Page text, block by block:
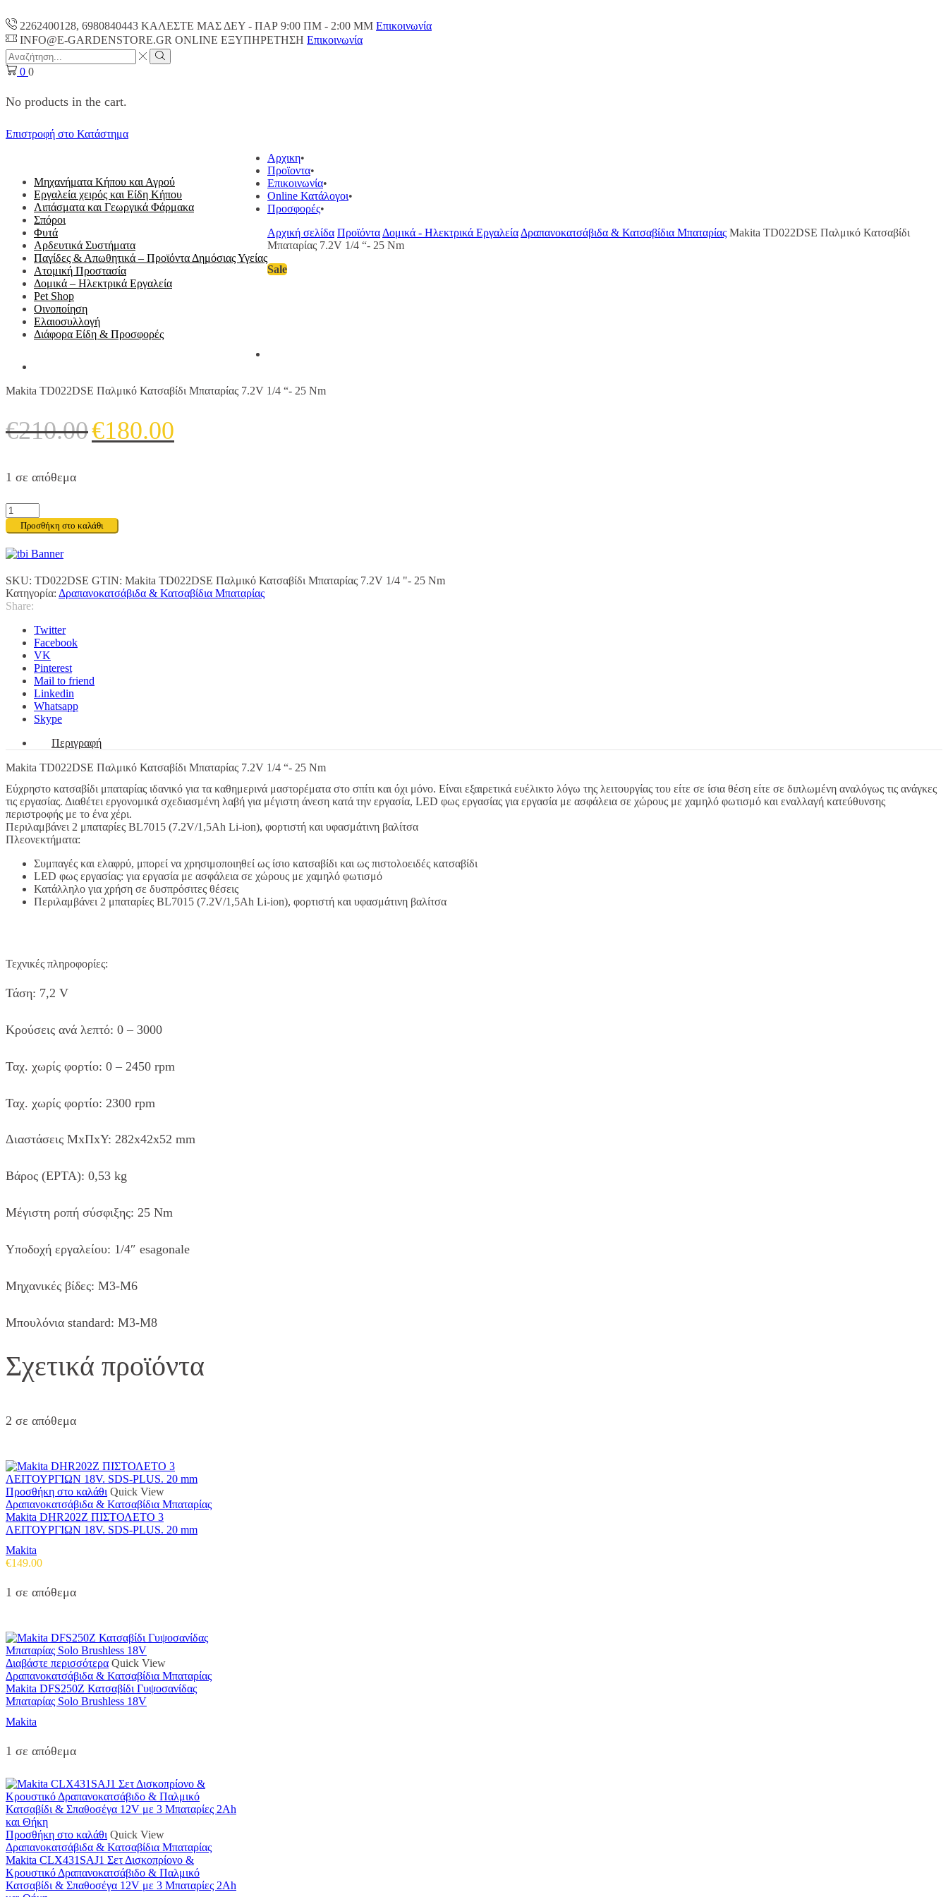
2262400128, 6980840443 ΚΑΛΕΣΤΕ ΜΑΣ ΔΕΥ - ΠΑΡ 9:00 ΠM - 2:00 ΜΜ Επικοινωνία
INFO@E-GARDENSTORE.GR ONLINE ΕΞΥΠΗΡΕΤΗΣH Επικοινωνία
Search
input
Search
0 0
No products in the cart.
Επιστροφή στο Κατάστημα
Μηχανήματα Κήπου και Αγρού
Εργαλεία χειρός και Είδη Κήπου
Λιπάσματα και Γεωργικά Φάρμακα
Σπόροι
Φυτά
Αρδευτικά Συστήματα
Παγίδες & Απωθητικά – Προϊόντα Δημόσιας Υγείας
Ατομική Προστασία
Δομικά – Ηλεκτρικά Εργαλεία
Pet Shop
Οινοποίηση
Ελαιοσυλλογή
Διάφορα Είδη & Προσφορές
Αρχικη
Προϊοντα
Επικοινωνία
Online Κατάλογοι
Προσφορές
Αρχική σελίδα ΠροϊόνταΔομικά - Ηλεκτρικά ΕργαλείαΔραπανοκατσάβιδα & Κατσαβίδια Μπαταρίας Makita TD022DSE Παλμικό Κατσαβίδι
Μπαταρίας 7.2V 1/4 “- 25 Nm
Sale
Makita TD022DSE Παλμικό Κατσαβίδι Μπαταρίας 7.2V 1/4 “- 25 Nm
€210.00 Original
price
€180.00τρέχουσα
1 σε απόθεμα
Makita
TD022DSE
Παλμικό
Κατσαβίδι
Μπαταρίας
1/4
"-
25
ποσότητα
Προσθήκη στο καλάθι
SKU: TD022DSE GTIN: Makita TD022DSE Παλμικό Κατσαβίδι Μπαταρίας 7.2V 1/4 "- 25 Nm
Κατηγορία: Δραπανοκατσάβιδα & Κατσαβίδια Μπαταρίας
Share:
Twitter
Facebook
VK
Pinterest
Mail to friend
Linkedin
Whatsapp
Skype
Περιγραφή
Makita TD022DSE Παλμικό Κατσαβίδι Μπαταρίας 7.2V 1/4 “- 25 Nm
Εύχρηστο κατσαβίδι μπαταρίας ιδανικό για τα καθημερινά μαστορέματα στο σπίτι και όχι μόνο. Είναι εξαιρετικά ευέλικτο λόγω της λειτουργίας του είτε σε ίσια θέση είτε σε διπλωμένη αναλόγως τις ανάγκες
τις εργασίας. Διαθέτει εργονομικά σχεδιασμένη λαβή για μέγιστη άνεση κατά την εργασία, LED φως εργασίας για εργασία με ασφάλεια σε χώρους με χαμηλό φωτισμό και εναλλαγή κατεύθυνσης
περιστροφής με το ένα χέρι.
Περιλαμβάνει 2 μπαταρίες BL7015 (7.2V/1,5Ah Li-ion), φορτιστή και υφασμάτινη βαλίτσα
Πλεονεκτήματα:
Συμπαγές και ελαφρύ, μπορεί να χρησιμοποιηθεί ως ίσιο κατσαβίδι και ως πιστολοειδές κατσαβίδι
LED φως εργασίας: για εργασία με ασφάλεια σε χώρους με χαμηλό φωτισμό
Κατάλληλο για χρήση σε δυσπρόσιτες θέσεις
Περιλαμβάνει 2 μπαταρίες BL7015 (7.2V/1,5Ah Li-ion), φορτιστή και υφασμάτινη βαλίτσα
Τεχνικές πληροφορίες:
Τάση: 7,2 V
Κρούσεις ανά λεπτό: 0 – 3000
Ταχ. χωρίς φορτίο: 0 – 2450 rpm
Ταχ. χωρίς φορτίο: 2300 rpm
Διαστάσεις ΜxΠxΥ: 282x42x52 mm
Βάρος (EPTA): 0,53 kg
Μέγιστη ροπή σύσφιξης: 25 Nm
Υποδοχή εργαλείου: 1/4″ esagonale
Μηχανικές βίδες: M3-M6
Μπουλόνια standard: M3-M8
Σχετικά προϊόντα
2 σε απόθεμα
Προσθήκη στο καλάθι Quick View
Δραπανοκατσάβιδα & Κατσαβίδια Μπαταρίας
Makita DHR202Z ΠΙΣΤΟΛΕΤΟ 3
ΛΕΙΤΟΥΡΓΙΩΝ 18V. SDS-PLUS. 20 mm
Makita
€149.00
1 σε απόθεμα
Διαβάστε περισσότερα Quick View
Δραπανοκατσάβιδα & Κατσαβίδια Μπαταρίας
Makita DFS250Z Κατσαβίδι Γυψοσανίδας
Μπαταρίας Solo Brushless 18V
Makita
1 σε απόθεμα
Προσθήκη στο καλάθι Quick View
Δραπανοκατσάβιδα & Κατσαβίδια Μπαταρίας
Makita CLX431SAJ1 Σετ Δισκοπρίονο &
Κρουστικό Δραπανοκατσάβιδο & Παλμικό
Κατσαβίδι & Σπαθοσέγα 12V με 3 Μπαταρίες 2Ah